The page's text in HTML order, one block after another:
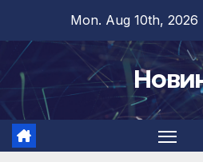
content
Mon. Aug 10th, 2026